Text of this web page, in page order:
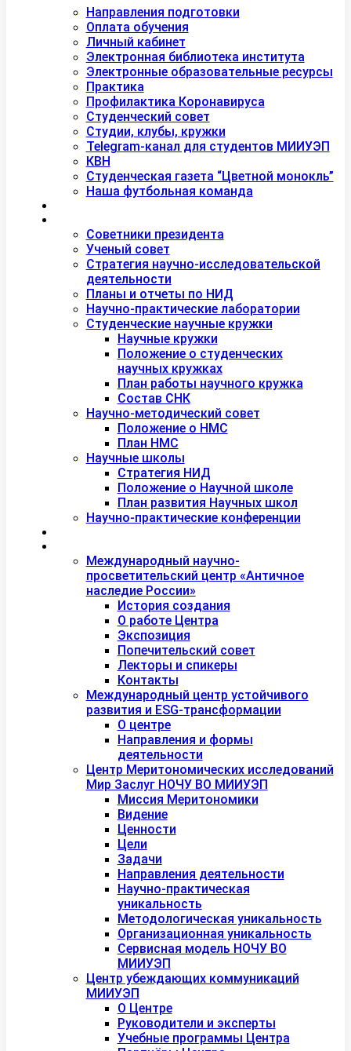
Направления подготовки
Оплата обучения
Личный кабинет
Электронная библиотека института
Электронные образовательные ресурсы
Практика
Профилактика Коронавируса
Студенческий совет
Студии, клубы, кружки
Telegram-канал для студентов МИИУЭП
КВН
Студенческая газета “Цветной монокль”
Наша футбольная команда
Советники президента
Ученый совет
Стратегия научно-исследовательской
деятельности
Планы и отчеты по НИД
Научно-практические лаборатории
Студенческие научные кружки
Научные кружки
Положение о студенческих
научных кружках
План работы научного кружка
Состав СНК
Научно-методический совет
Положение о НМС
План НМС
Научные школы
Стратегия НИД
Положение о Научной школе
План развития Научных школ
Научно-практические конференции
Международный научно-
просветительский центр «Античное
наследие России»
История создания
О работе Центра
Экспозиция
Попечительский совет
Лекторы и спикеры
Контакты
Международный центр устойчивого
развития и ESG-трансформации
О центре
Направления и формы
деятельности
Центр Меритономических исследований
Мир Заслуг НОЧУ ВО МИИУЭП
Миссия Меритономики
Видение
Ценности
Цели
Задачи
Направления деятельности
Научно-практическая
уникальность
Методологическая уникальность
Организационная уникальность
Сервисная модель НОЧУ ВО
МИИУЭП
Центр убеждающих коммуникаций
МИИУЭП
О Центре
Руководители и эксперты
Учебные программы Центра